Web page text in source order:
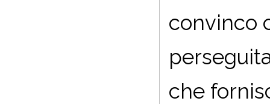
convinco
che